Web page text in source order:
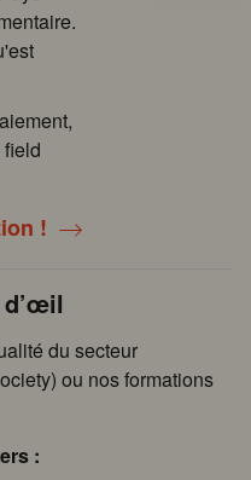
!
d’œil
du secteur
ou nos formations
: